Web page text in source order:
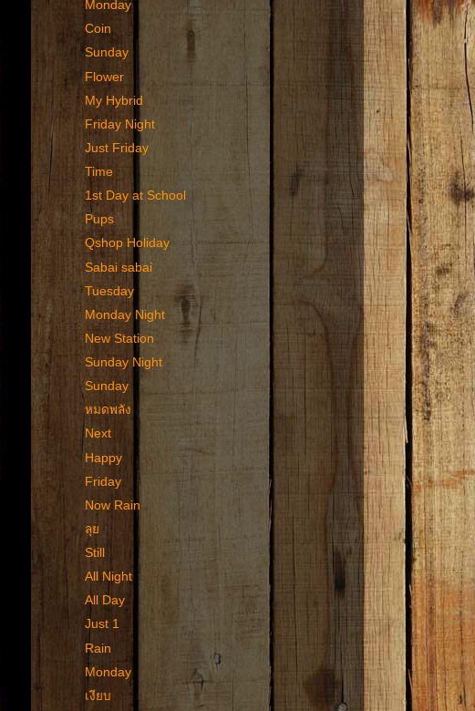
Monday
Coin
Sunday
Flower
My Hybrid
Friday Night
Just Friday
Time
1st Day at School
Pups
Qshop Holiday
Sabai sabai
Tuesday
Monday Night
New Station
Sunday Night
Sunday
หมดพลัง
Next
Happy
Friday
Now Rain
ลุย
Still
All Night
All Day
Just 1
Rain
Monday
เงียบ